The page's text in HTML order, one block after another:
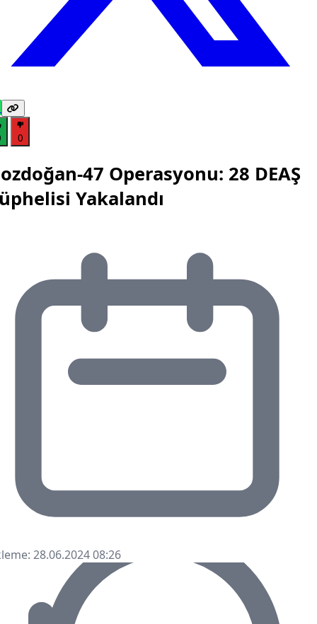
0
47 Operasyonu: 28 DEAŞ
Yakalandı
28.06.2024 08:26